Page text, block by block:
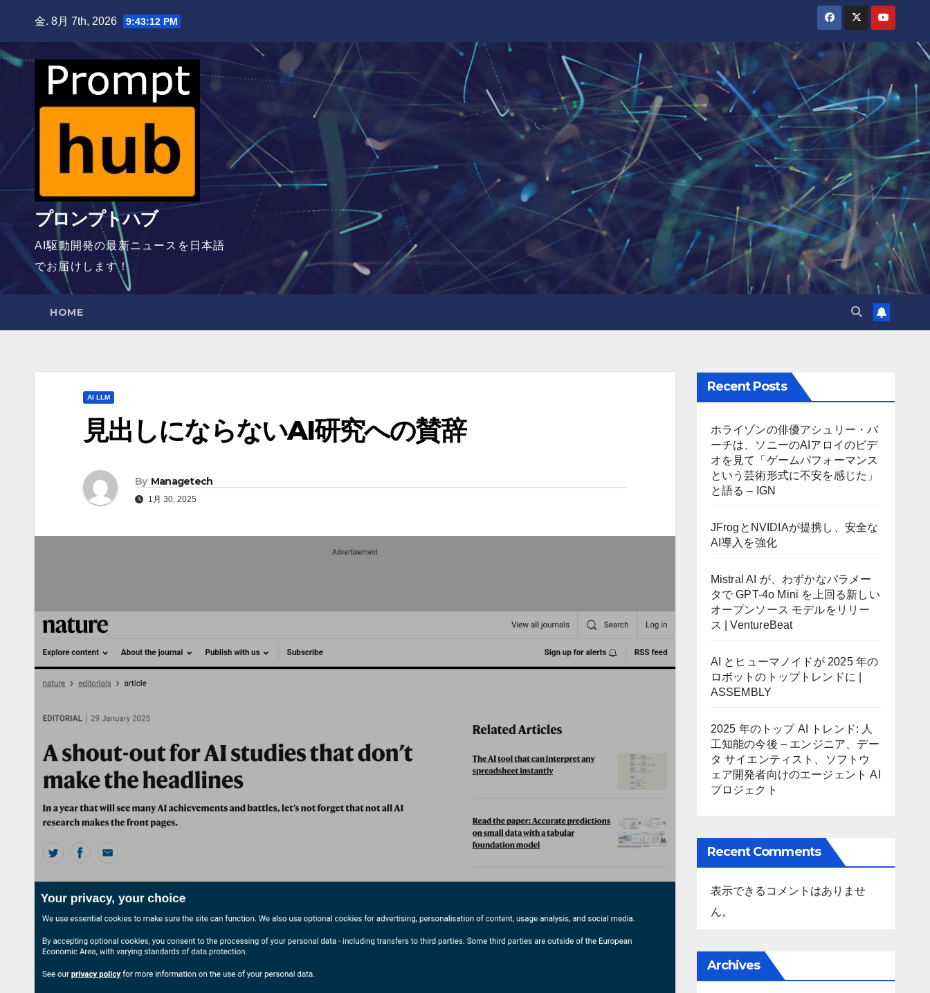
content
金. 8月 7th, 2026 9:43:13 PM
プロンプトハブ
AI駆動開発の最新ニュースを日本語
でお届けします！
HOME
AI LLM
見出しにならないAI研究への賛辞
By Managetech
1月 30, 2025
Recent Posts
ホライゾンの俳優アシュリー・バ
ーチは、ソニーのAIアロイのビデ
オを見て「ゲームパフォーマンス
という芸術形式に不安を感じた」
と語る – IGN
JFrogとNVIDIAが提携し、安全な
AI導入を強化
Mistral AI が、わずかなパラメー
タで GPT-4o Mini を上回る新しい
オープンソース モデルをリリー
ス | VentureBeat
AI とヒューマノイドが 2025 年の
ロボットのトップトレンドに |
ASSEMBLY
2025 年のトップ AI トレンド: 人
工知能の今後 – エンジニア、デー
タ サイエンティスト、ソフトウ
ェア開発者向けのエージェント AI
プロジェクト
Recent Comments
表示できるコメントはありませ
ん。
Archives